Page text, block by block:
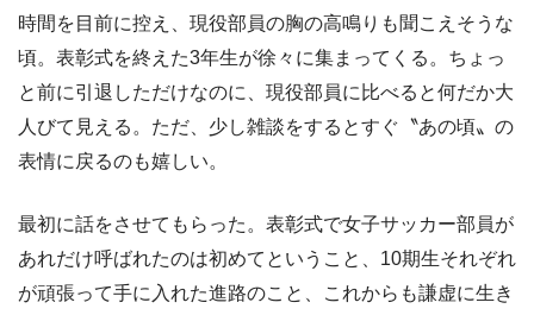
時間を目前に控え、現役部員の胸の高鳴りも聞こえそうな
頃。表彰式を終えた3年生が徐々に集まってくる。ちょっ
と前に引退しただけなのに、現役部員に比べると何だか大
人びて見える。ただ、少し雑談をするとすぐ〝あの頃〟の
表情に戻るのも嬉しい。
最初に話をさせてもらった。表彰式で女子サッカー部員が
あれだけ呼ばれたのは初めてということ、10期生それぞれ
が頑張って手に入れた進路のこと、これからも謙虚に生き